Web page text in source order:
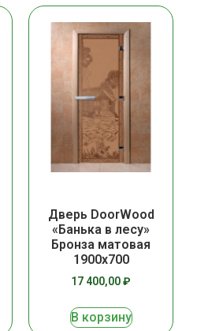
Дверь DoorWood
«Банька в лесу»
Бронза матовая
1900х700
17 400,00₽
В корзину